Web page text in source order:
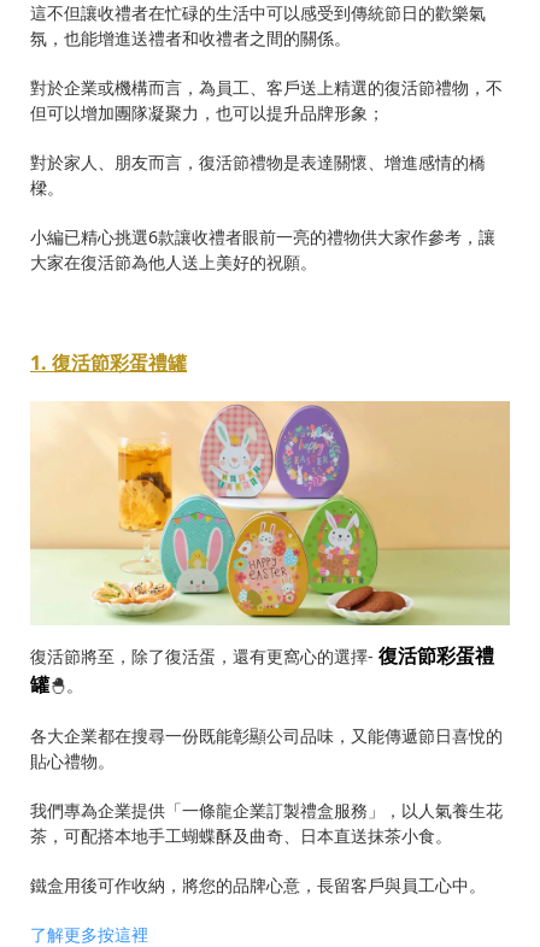
這不但讓收禮者在忙碌的生活中可以感受到傳統節日的歡樂氣
氛，也能增進送禮者和收禮者之間的關係。
對於企業或機構而言，為員工、客戶送上精選的復活節禮物，不
但可以增加團隊凝聚力，也可以提升品牌形象；
對於家人、朋友而言，復活節禮物是表達關懷、增進感情的橋
樑。
小編已精心挑選6款讓收禮者眼前一亮的禮物供大家作參考，讓
大家在復活節為他人送上美好的祝願。
1. 復活節彩蛋禮罐
復活節將至，除了復活蛋，還有更窩心的選擇- 復活節彩蛋禮
罐🐣。
各大企業都在搜尋一份既能彰顯公司品味，又能傳遞節日喜悅的
貼心禮物。
我們專為企業提供「一條龍企業訂製禮盒服務」，以人氣養生花
茶，可配搭本地手工蝴蝶酥及曲奇、日本直送抹茶小食。
鐵盒用後可作收納，將您的品牌心意，長留客戶與員工心中。
了解更多按這裡